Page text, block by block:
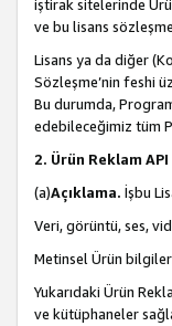
iştirak sitelerinde
ve bu lisans
Lisans ya da diğer
Sözleşme’nin feshi
Bu durumda,
edebileceğimiz tüm
2. Ürün Reklam
(a)Açıklama. İşbu
Veri, görüntü, ses,
Metinsel Ürün
Yukarıdaki Ürün
ve kütüphaneler